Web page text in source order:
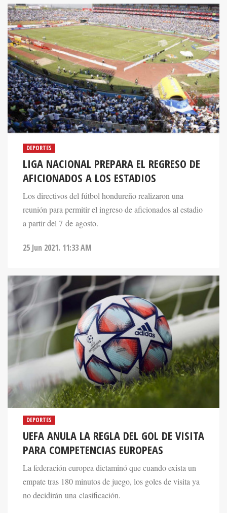
DEPORTES
LIGA NACIONAL PREPARA EL REGRESO DE
AFICIONADOS A LOS ESTADIOS
Los directivos del fútbol hondureño realizaron una
reunión para permitir el ingreso de aficionados al estadio
a partir del 7 de agosto.
25 Jun 2021. 11:33 AM
DEPORTES
UEFA ANULA LA REGLA DEL GOL DE VISITA
PARA COMPETENCIAS EUROPEAS
La federación europea dictaminó que cuando exista un
empate tras 180 minutos de juego, los goles de visita ya
no decidirán una clasificación.